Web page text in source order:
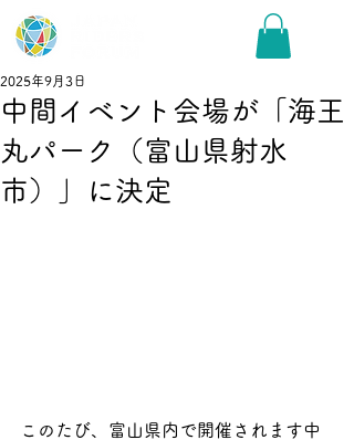
中間イベント会場が「海王
丸パーク（富山県射水
市）」に決定
2025年9月3日
このたび、富山県内で開催されます中